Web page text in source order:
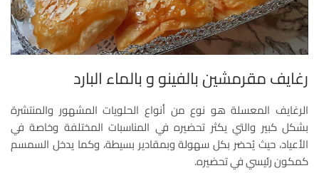
رغايف مقرمشين بالفينو و بالماء البارد
الرغايف المعسلة هو نوع من أنواع الحلويات المشهور والمنتشرة
بشكل كبير والتي يكثر تحضيره في المناسبات المختلفة وخاصة في
الأعياد، حيث يُحضر بكل سهولة وبمقادير بسيطة، وكما يدخل السمسم
كمكون رئيسي في تحضيره.